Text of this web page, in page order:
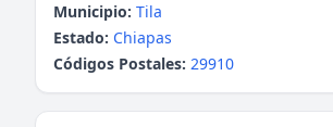
Municipio: Tila
Estado: Chiapas
Códigos Postales: 29910